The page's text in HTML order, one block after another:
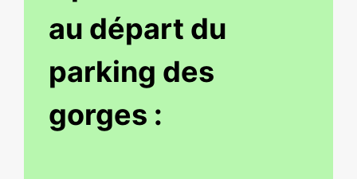
au départ du
parking des
gorges :